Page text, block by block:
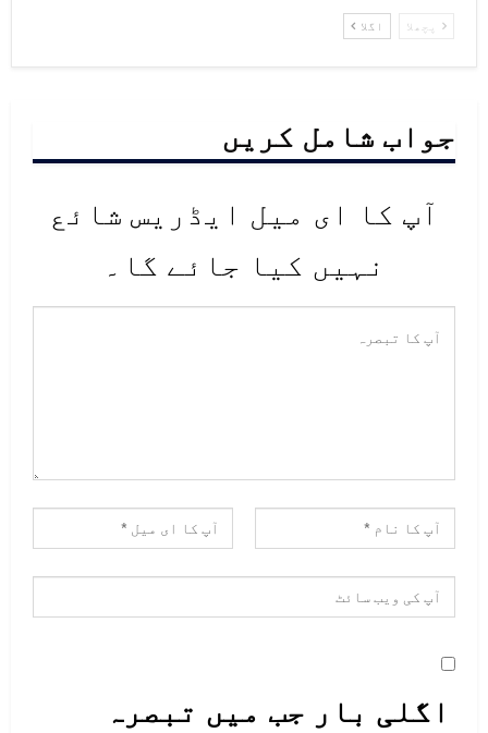
پچھلا اگلا
جواب شامل کریں
آپ کا ای میل ایڈریس شائع
نہیں کیا جائے گا۔
اگلی بار جب میں تبصرہ